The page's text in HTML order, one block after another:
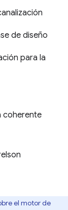
de diseño
para la
coherente
el motor de